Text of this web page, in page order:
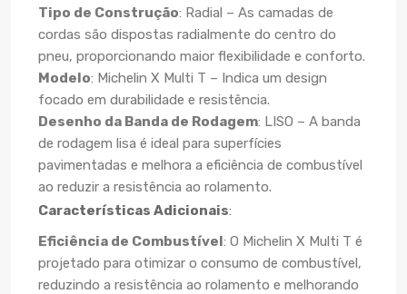
Tipo de Construção: Radial – As camadas de
cordas são dispostas radialmente do centro do
pneu, proporcionando maior flexibilidade e conforto.
Modelo: Michelin X Multi T – Indica um design
focado em durabilidade e resistência.
Desenho da Banda de Rodagem: LISO – A banda
de rodagem lisa é ideal para superfícies
pavimentadas e melhora a eficiência de combustível
ao reduzir a resistência ao rolamento.
Características Adicionais:
Eficiência de Combustível: O Michelin X Multi T é
projetado para otimizar o consumo de combustível,
reduzindo a resistência ao rolamento e melhorando